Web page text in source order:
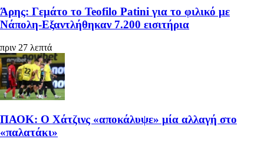
Άρης: Γεμάτο το Teofilo Patini για το φιλικό με
Νάπολη-Εξαντλήθηκαν 7.200 εισιτήρια
πριν 27 λεπτά
ΠΑΟΚ: Ο Χάτζινς «αποκάλυψε» μία αλλαγή στο
«παλατάκι»